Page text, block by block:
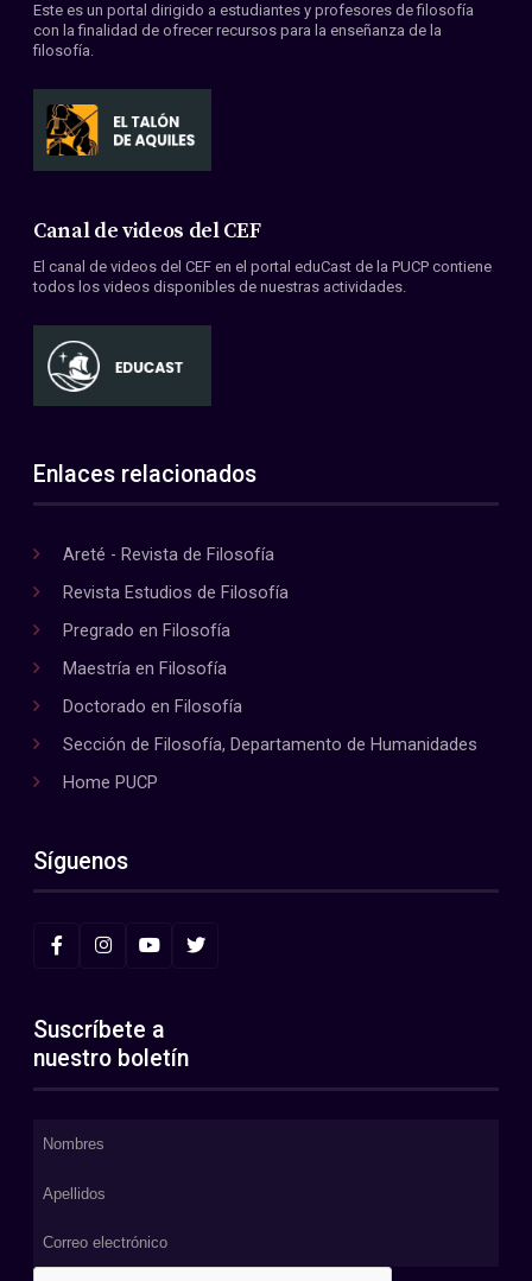
Este es un portal dirigido a estudiantes y profesores de filosofía
con la finalidad de ofrecer recursos para la enseñanza de la
filosofía.
Canal de videos del CEF
El canal de videos del CEF en el portal eduCast de la PUCP contiene
todos los videos disponibles de nuestras actividades.
Enlaces relacionados
Areté - Revista de Filosofía
Revista Estudios de Filosofía
Pregrado en Filosofía
Maestría en Filosofía
Doctorado en Filosofía
Sección de Filosofía, Departamento de Humanidades
Home PUCP
Síguenos
Suscríbete a
nuestro boletín